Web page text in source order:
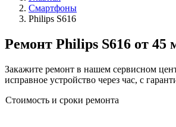
Смартфоны
Philips S616
Ремонт Philips S616 от 45
Закажите ремонт в нашем сервисном
исправное устройство через час, с
Стоимость и сроки ремонта